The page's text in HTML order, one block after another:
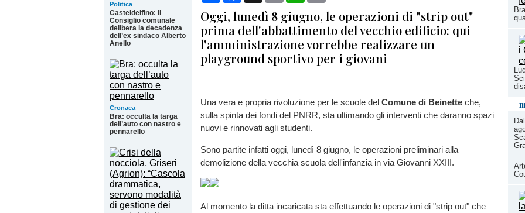
Politica
Casteldelfino: il
Consiglio comunale
delibera la decadenza
dell’ex sindaco Alberto
Anello
Cronaca
Bra: occulta la targa
dell’auto con nastro e
pennarello
Oggi, lunedì 8 giugno, le operazioni di "strip out"
prima dell'abbattimento del vecchio edificio: qui
l'amministrazione vorrebbe realizzare un
playground sportivo per i giovani
Una vera e propria rivoluzione per le scuole del Comune di Beinette che,
sulla spinta dei fondi del PNRR, sta ultimando gli interventi che daranno spazi
nuovi e rinnovati agli studenti.
Sono partite infatti oggi, lunedì 8 giugno, le operazioni preliminari alla
demolizione della vecchia scuola dell'infanzia in via Giovanni XXIII.
Al momento la ditta incaricata sta effettuando le operazioni di "strip out" che